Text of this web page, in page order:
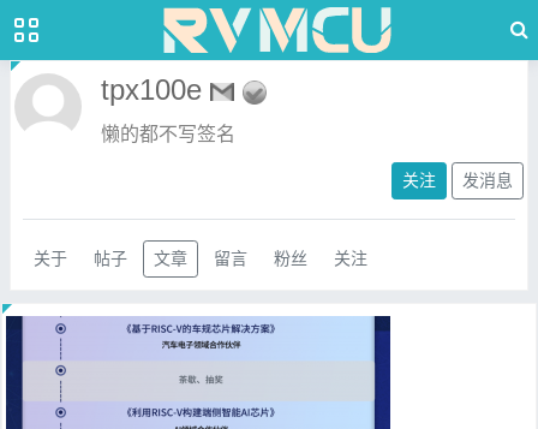
tpx100e
懒的都不写签名
关注 发消息
关于 帖子 文章 留言 粉丝 关注